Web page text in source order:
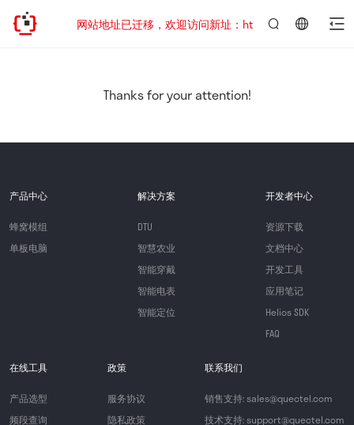
网站地址已迁移，欢迎访问新址：https://
Thanks for your attention!
产品中心
蜂窝模组
单板电脑
解决方案
DTU
智慧农业
智能穿戴
智能电表
智能定位
开发者中心
资源下载
文档中心
开发工具
应用笔记
Helios SDK
FAQ
在线工具
产品选型
频段查询
政策
服务协议
隐私政策
联系我们
销售支持: sales@quectel.com
技术支持: support@quectel.com